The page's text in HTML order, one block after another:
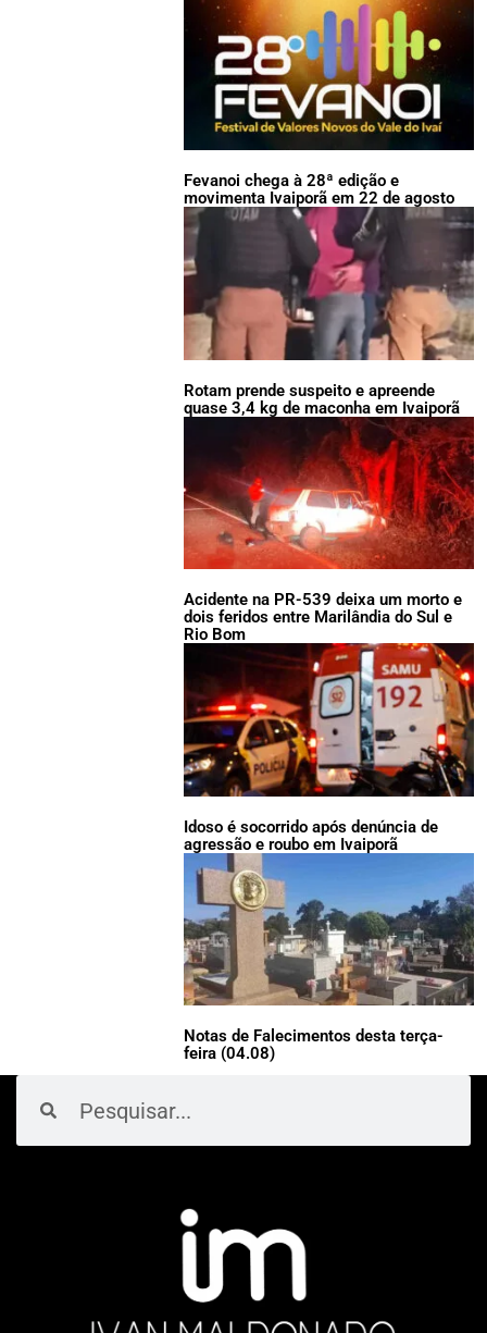
Fevanoi chega à 28ª edição e
movimenta Ivaiporã em 22 de agosto
Rotam prende suspeito e apreende
quase 3,4 kg de maconha em Ivaiporã
Acidente na PR-539 deixa um morto e
dois feridos entre Marilândia do Sul e
Rio Bom
Idoso é socorrido após denúncia de
agressão e roubo em Ivaiporã
Notas de Falecimentos desta terça-
feira (04.08)